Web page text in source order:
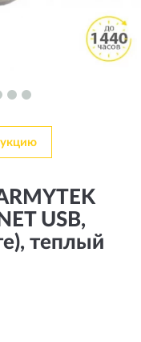
USB,
теплый